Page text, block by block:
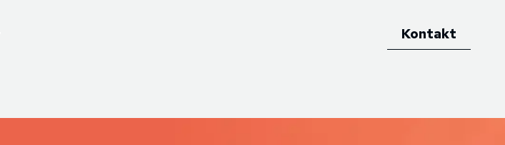
Kontakt